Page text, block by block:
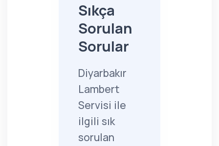
Sıkça
Sorulan
Sorular
Diyarbakır
Lambert
Servisi ile
ilgili sık
sorulan